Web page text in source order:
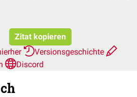
Zitat kopieren
Versionsgeschichte
Discord